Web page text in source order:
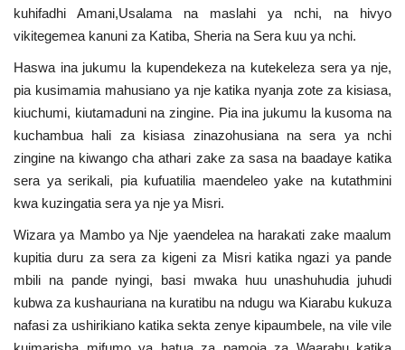
Habari
Kanuni na Masharti ya Udhamini wa
Nasser
Udhamini wa Nasser
Nyaraka na Marejeleo
Waanzilishi
Raia wa ulimwengu mzima
Nyaraka
kuhifadhi Amani,Usalama na maslahi ya nchi, na hivyo
vikitegemea kanuni za Katiba, Sheria na Sera kuu ya nchi.
Haswa ina jukumu la kupendekeza na kutekeleza sera ya nje,
pia kusimamia mahusiano ya nje katika nyanja zote za kisiasa,
kiuchumi, kiutamaduni na zingine. Pia ina jukumu la kusoma na
kuchambua hali za kisiasa zinazohusiana na sera ya nchi
zingine na kiwango cha athari zake za sasa na baadaye katika
sera ya serikali, pia kufuatilia maendeleo yake na kutathmini
kwa kuzingatia sera ya nje ya Misri.
Wizara ya Mambo ya Nje yaendelea na harakati zake maalum
kupitia duru za sera za kigeni za Misri katika ngazi ya pande
mbili na pande nyingi, basi mwaka huu unashuhudia juhudi
kubwa za kushauriana na kuratibu na ndugu wa Kiarabu kukuza
nafasi za ushirikiano katika sekta zenye kipaumbele, na vile vile